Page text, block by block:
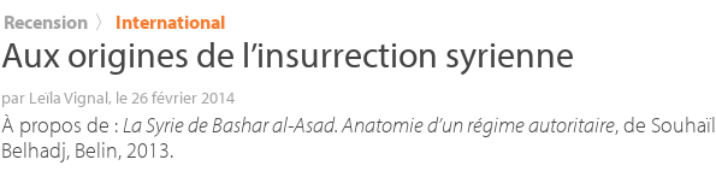
Recension 〉 International
Aux origines de l’insurrection syrienne
par Leïla Vignal, le 26 février 2014
À propos de :La Syrie de Bashar al-Asad. Anatomie d’un régime autoritaire, de Souhaïl
Belhadj, Belin, 2013.